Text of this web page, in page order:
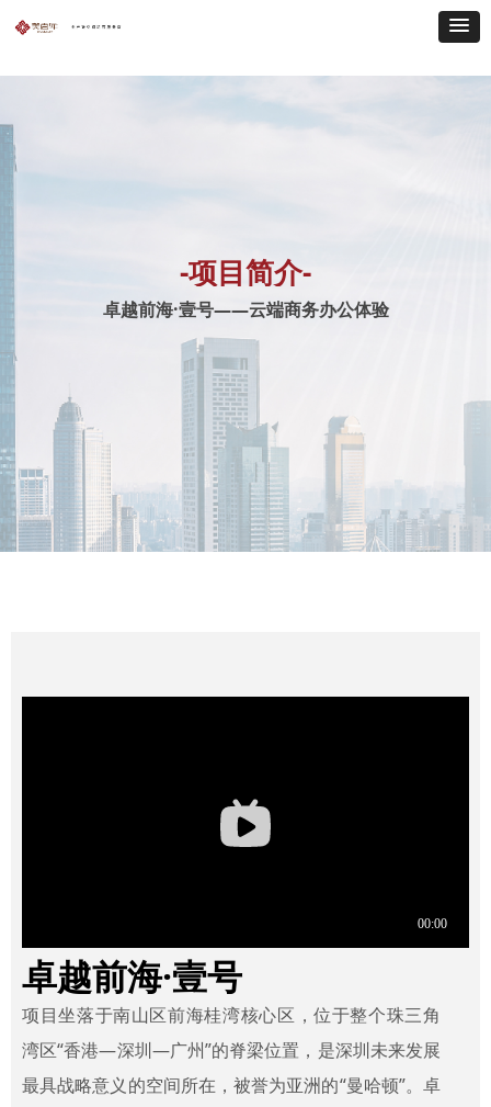
卓越前海·壹号
项目坐落于南山区前海桂湾核心区，位于整个珠三角
湾区“香港—深圳—广州”的脊梁位置，是深圳未来发展
最具战略意义的空间所在，被誉为亚洲的“曼哈顿”。卓
-项目简介-
卓越前海·壹号——云端商务办公体验